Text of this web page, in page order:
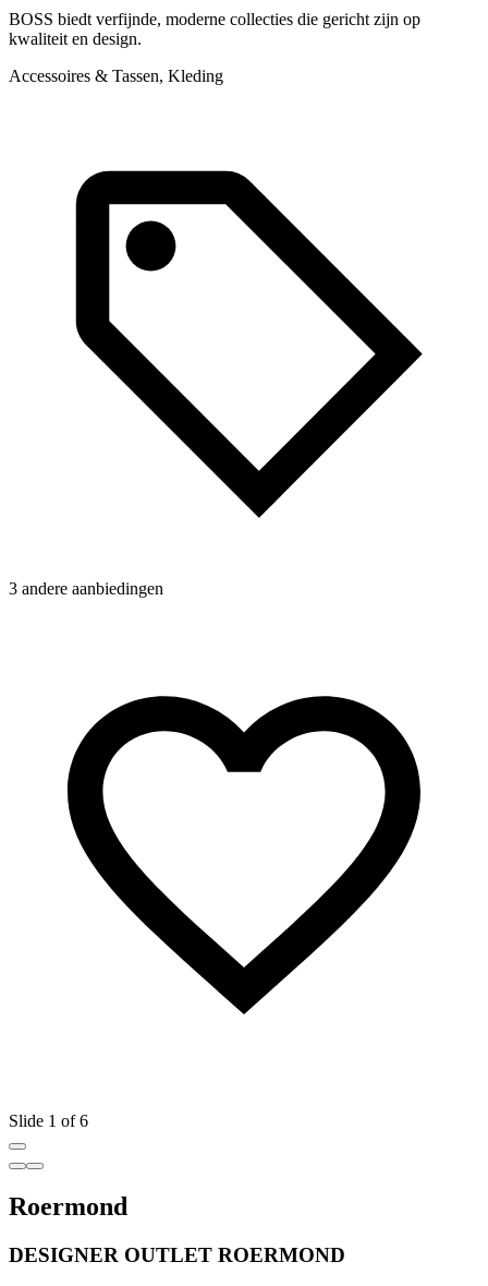
BOSS biedt verfijnde, moderne collecties die gericht zijn op
kwaliteit en design.
Accessoires & Tassen, Kleding
3 andere aanbiedingen
Slide 1 of 6
Roermond
DESIGNER OUTLET ROERMOND